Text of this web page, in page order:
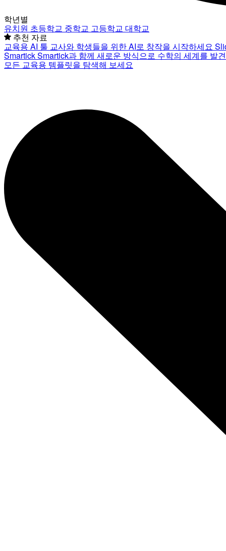
학년별
유치원 초등학교 중학교 고등학교 대학교
추천 자료
교육용 AI 툴 교사와 학생들을 위한 AI로 창작을 시작하세요
SmartickSmartick과 함께 새로운 방식으로 수학의 세계를 발
모든 교육용 템플릿을 탐색해 보세요